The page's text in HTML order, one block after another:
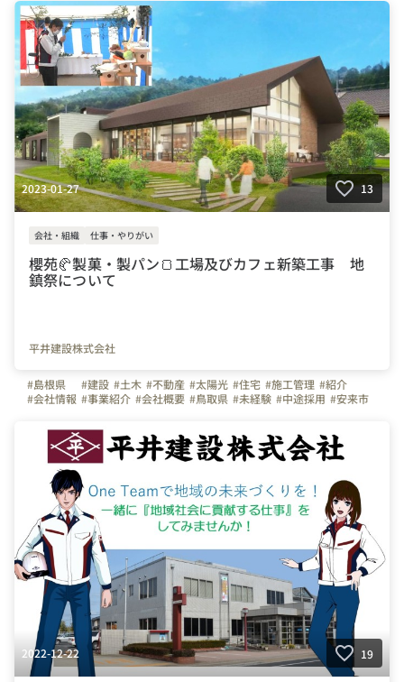
2023-01-27 13
会社・組織 仕事・やりがい
櫻苑🥐製菓・製パン🍞工場及びカフェ新築工事 地
鎮祭について
平井建設株式会社
#島根県 #建設 #土木 #不動産 #太陽光 #住宅 #施工管理 #紹介
#会社情報 #事業紹介 #会社概要 #鳥取県 #未経験 #中途採用 #安来市
2022-12-22 19